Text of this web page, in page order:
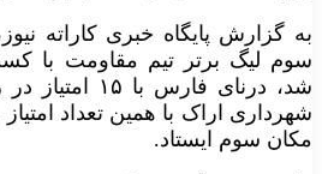
به گزارش پایگاه خبری کاراته
شد، درنای
مکان سوم ایستاد.